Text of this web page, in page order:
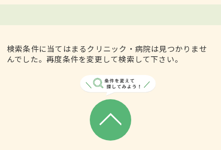
検索条件に当てはまるクリニック・病院は見つかりませ
んでした。再度条件を変更して検索して下さい。